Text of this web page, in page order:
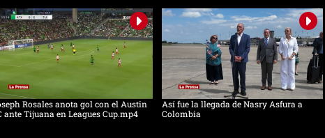
Rosales anota gol con el Austin
ante Tijuana en Leagues Cup.mp4
Así fue la llegada de Nasry Asfura a
Colombia